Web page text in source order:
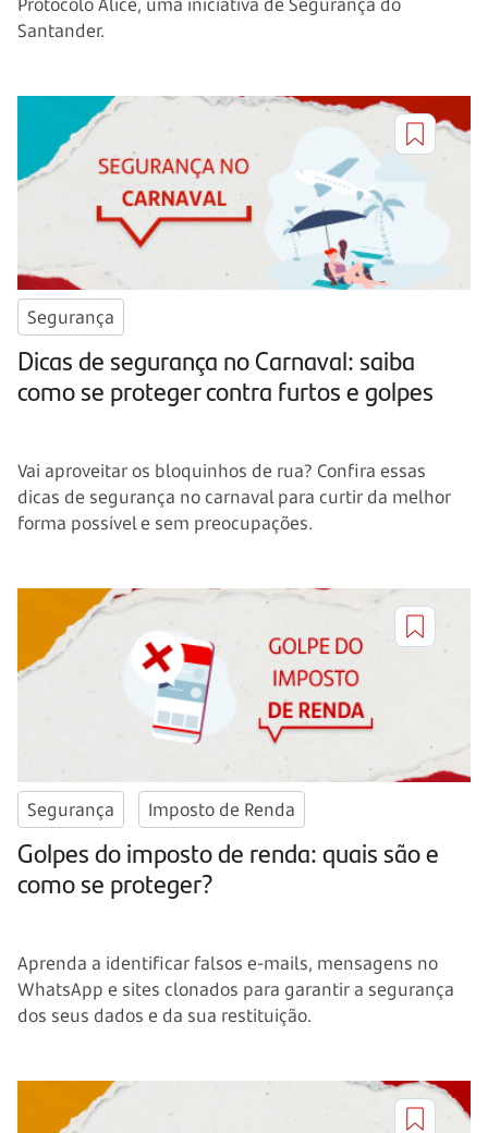
Protocolo Alice, uma iniciativa de Segurança do
Santander.
Segurança
Dicas de segurança no Carnaval: saiba
como se proteger contra furtos e golpes
Vai aproveitar os bloquinhos de rua? Confira essas
dicas de segurança no carnaval para curtir da melhor
forma possível e sem preocupações.
Segurança Imposto de Renda
Golpes do imposto de renda: quais são e
como se proteger?
Aprenda a identificar falsos e-mails, mensagens no
WhatsApp e sites clonados para garantir a segurança
dos seus dados e da sua restituição.